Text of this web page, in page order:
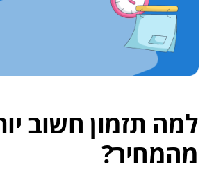
למה תזמון חשוב
מהמחיר?